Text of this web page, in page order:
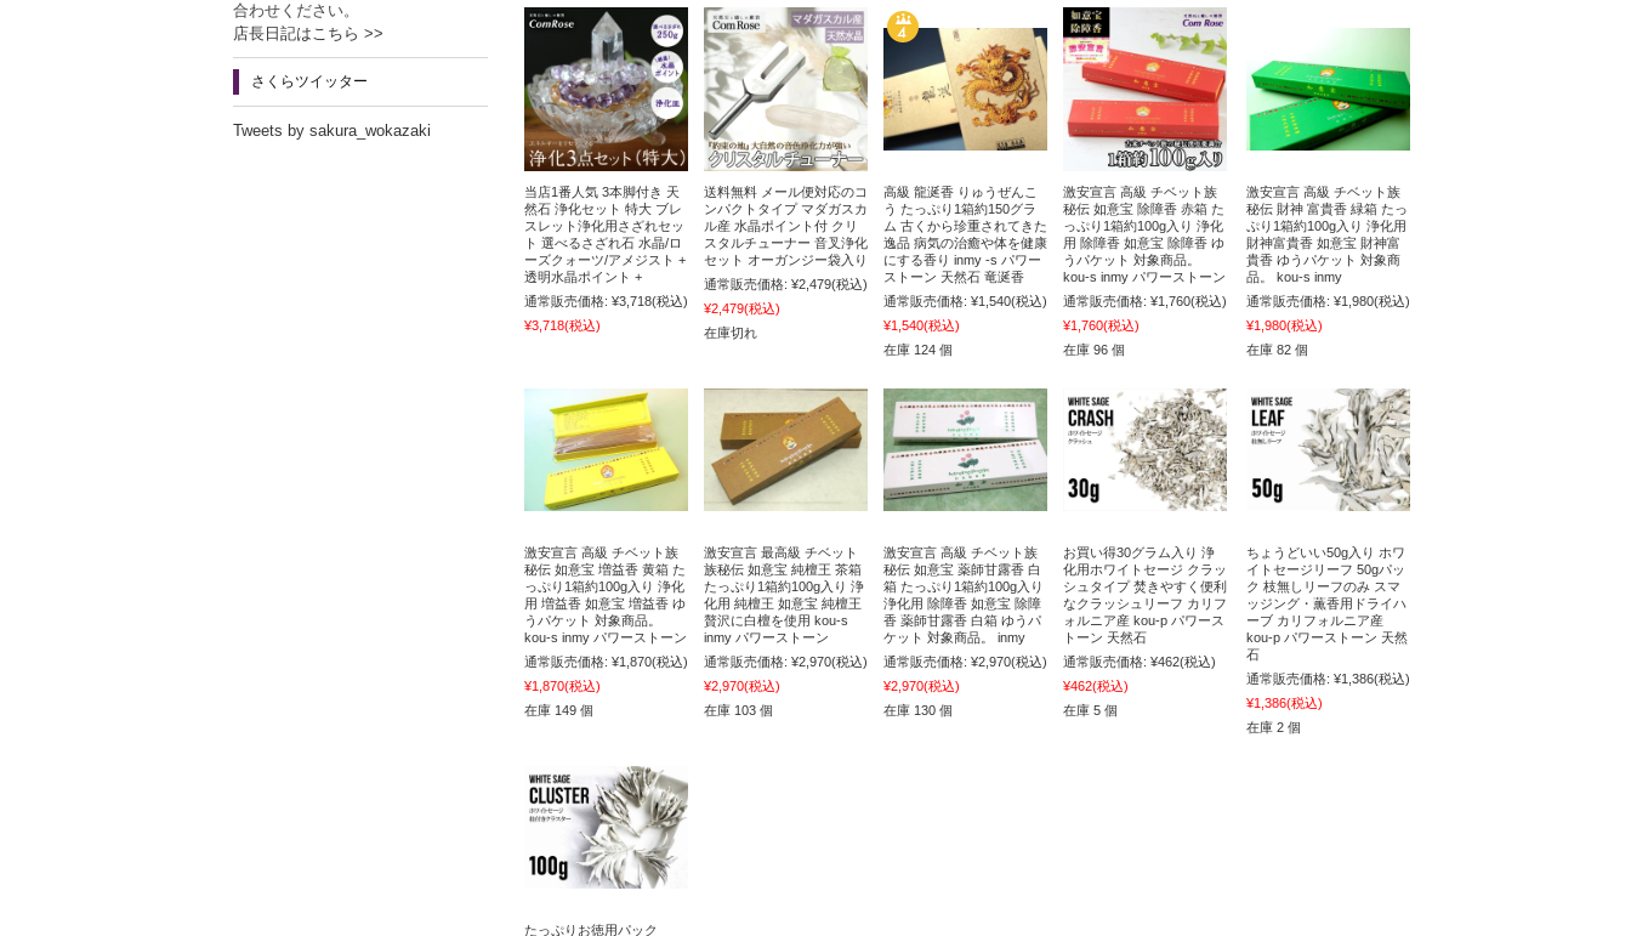
当店1番人気 3本脚付き 天
然石 浄化セット 特大 ブレ
スレット浄化用さざれセッ
ト 選べるさざれ石 水晶/ロ
ーズクォーツ/アメジスト +
透明水晶ポイント +
通常販売価格: ¥3,718(税込)
¥3,718(税込)
送料無料 メール便対応のコ
ンパクトタイプ マダガスカ
ル産 水晶ポイント付 クリ
スタルチューナー 音叉浄化
セット オーガンジー袋入り
通常販売価格: ¥2,479(税込)
¥2,479(税込)
在庫切れ
高級 龍涎香 りゅうぜんこ
う たっぷり1箱約150グラ
ム 古くから珍重されてきた
逸品 病気の治癒や体を健康
にする香り inmy -s パワー
ストーン 天然石 竜涎香
通常販売価格: ¥1,540(税込)
¥1,540(税込)
在庫 124 個
激安宣言 高級 チベット族
秘伝 如意宝 除障香 赤箱 た
っぷり1箱約100g入り 浄化
用 除障香 如意宝 除障香 ゆ
うパケット 対象商品。
kou-s inmy パワーストーン
通常販売価格: ¥1,760(税込)
¥1,760(税込)
在庫 96 個
激安宣言 高級 チベット族
秘伝 財神 富貴香 緑箱 たっ
ぷり1箱約100g入り 浄化用
財神富貴香 如意宝 財神富
貴香 ゆうパケット 対象商
品。 kou-s inmy
通常販売価格: ¥1,980(税込)
¥1,980(税込)
在庫 82 個
激安宣言 高級 チベット族
秘伝 如意宝 増益香 黄箱 た
っぷり1箱約100g入り 浄化
用 増益香 如意宝 増益香 ゆ
うパケット 対象商品。
kou-s inmy パワーストーン
通常販売価格: ¥1,870(税込)
¥1,870(税込)
在庫 149 個
激安宣言 最高級 チベット
族秘伝 如意宝 純檀王 茶箱
たっぷり1箱約100g入り 浄
化用 純檀王 如意宝 純檀王
贅沢に白檀を使用 kou-s
inmy パワーストーン
通常販売価格: ¥2,970(税込)
¥2,970(税込)
在庫 103 個
激安宣言 高級 チベット族
秘伝 如意宝 薬師甘露香 白
箱 たっぷり1箱約100g入り
浄化用 除障香 如意宝 除障
香 薬師甘露香 白箱 ゆうパ
ケット 対象商品。 inmy
通常販売価格: ¥2,970(税込)
¥2,970(税込)
在庫 130 個
お買い得30グラム入り 浄
化用ホワイトセージ クラッ
シュタイプ 焚きやすく便利
なクラッシュリーフ カリフ
ォルニア産 kou-p パワース
トーン 天然石
通常販売価格: ¥462(税込)
¥462(税込)
在庫 5 個
ちょうどいい50g入り ホワ
イトセージリーフ 50gパッ
ク 枝無しリーフのみ スマ
ッジング・薫香用ドライハ
ーブ カリフォルニア産
kou-p パワーストーン 天然
石
通常販売価格: ¥1,386(税込)
¥1,386(税込)
在庫 2 個
たっぷりお徳用パック
合わせください。
店長日記はこちら >>
さくらツイッター
Tweets by sakura_wokazaki